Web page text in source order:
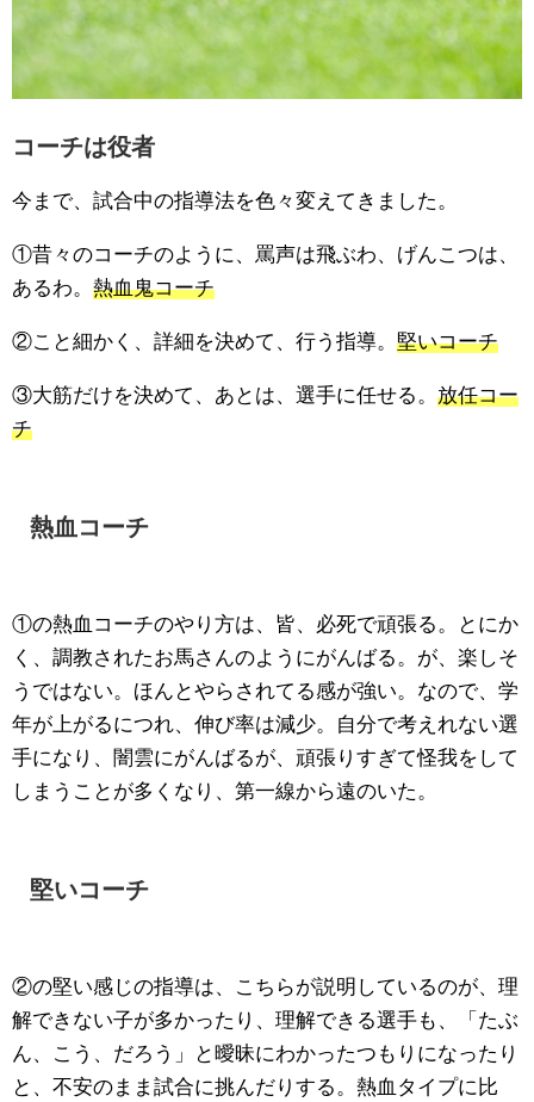
コーチは役者
今まで、試合中の指導法を色々変えてきました。
①昔々のコーチのように、罵声は飛ぶわ、げんこつは、
あるわ。 熱血鬼コーチ
②こと細かく、詳細を決めて、行う指導。 堅いコーチ
③大筋だけを決めて、あとは、選手に任せる。 放任コー
チ
熱血コーチ
①の熱血コーチのやり方は、皆、必死で頑張る。とにか
く、調教されたお馬さんのようにがんばる。が、楽しそ
うではない。ほんとやらされてる感が強い。なので、学
年が上がるにつれ、伸び率は減少。自分で考えれない選
手になり、闇雲にがんばるが、頑張りすぎて怪我をして
しまうことが多くなり、第一線から遠のいた。
堅いコーチ
②の堅い感じの指導は、こちらが説明しているのが、理
解できない子が多かったり、理解できる選手も、「たぶ
ん、こう、だろう」と曖昧にわかったつもりになったり
と、不安のまま試合に挑んだりする。熱血タイプに比